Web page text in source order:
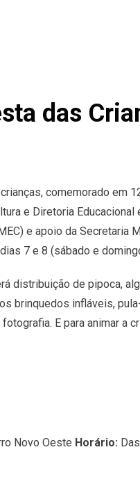
das
comemorado em
e Diretoria
e apoio da
7 e 8 (sábado e
distribuição de pipoca,
brinquedos infláveis,
E para animar a
Novo Oeste Horário: